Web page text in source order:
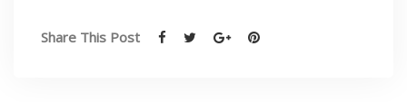
Share This Post